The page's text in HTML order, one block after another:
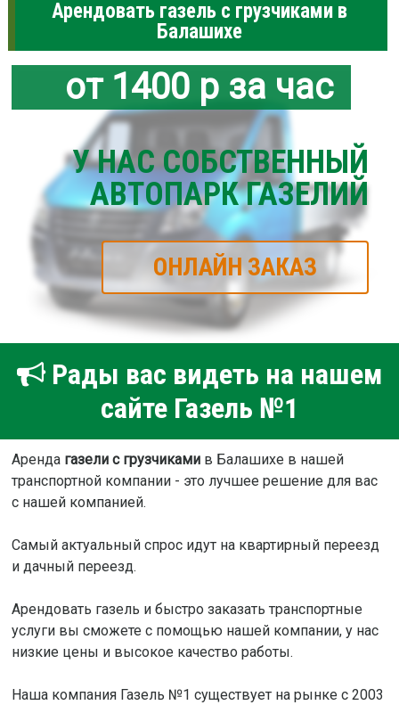
Арендовать газель с грузчиками в
Балашихе
от 1400 р за час
У НАС СОБСТВЕННЫЙ
АВТОПАРК ГАЗЕЛИЙ
ОНЛАЙН ЗАКАЗ
Рады вас видеть на нашем
сайте Газель №1
Аренда газели с грузчикамив Балашихе в нашей
транспортной компании - это лучшее решение для вас
с нашей компанией.
Самый актуальный спрос идут на квартирный переезд
и дачный переезд.
Арендовать газель и быстро заказать транспортные
услуги вы сможете с помощью нашей компании, у нас
низкие цены и высокое качество работы.
Наша компания Газель №1 существует на рынке с 2003